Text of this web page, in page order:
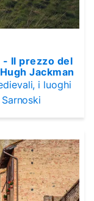
- Il prezzo del
Jackman
i luoghi